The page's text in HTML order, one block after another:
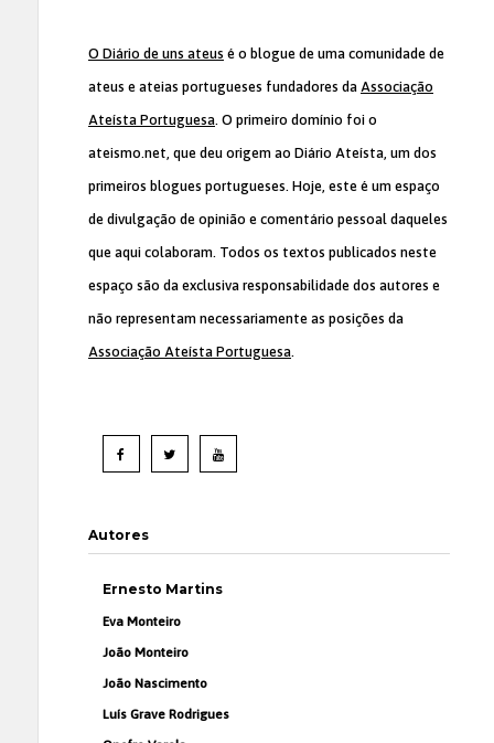
O Diário de uns ateus é o blogue de uma comunidade de
ateus e ateias portugueses fundadores da Associação
Ateísta Portuguesa. O primeiro domínio foi o
ateismo.net, que deu origem ao Diário Ateísta, um dos
primeiros blogues portugueses. Hoje, este é um espaço
de divulgação de opinião e comentário pessoal daqueles
que aqui colaboram. Todos os textos publicados neste
espaço são da exclusiva responsabilidade dos autores e
não representam necessariamente as posições da
Associação Ateísta Portuguesa.
Autores
Ernesto Martins
Eva Monteiro
João Monteiro
João Nascimento
Luís Grave Rodrigues